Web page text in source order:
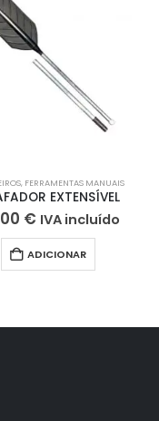
,MOCHILAS
, FERRAMENTAS MANUAIS
EXTENSÍVEL
€ IVA incluído
ADICIONAR